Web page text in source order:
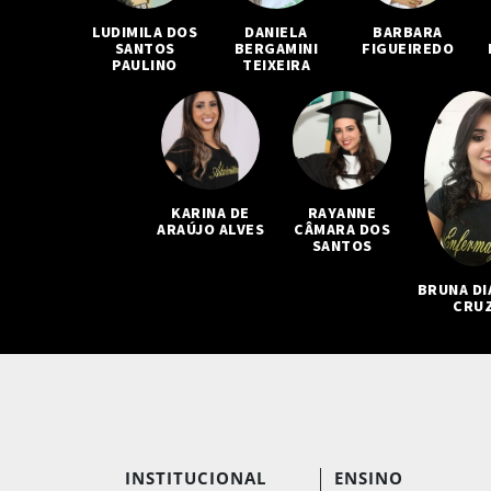
LUDIMILA DOS
SANTOS
PAULINO
DANIELA
BERGAMINI
TEIXEIRA
BARBARA
FIGUEIREDO
KARINA DE
ARAÚJO ALVES
RAYANNE
CÂMARA DOS
SANTOS
BRUNA
INSTITUCIONAL ENSINO